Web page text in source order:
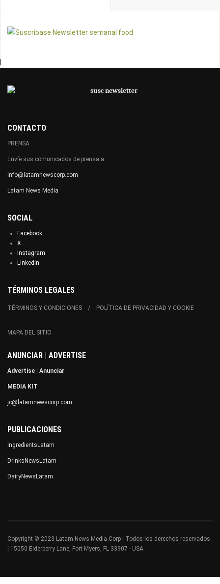
CONTACTO
PRENSA
Envíe sus comunicados de prensa a
info@latamnewscorp.com
Latam News Media
SOCIAL
Facebook
X
Instagram
Linkedin
TÉRMINOS LEGALES
TÉRMINOS Y CONDICIONES POLÍTICA DE PRIVACIDAD Y COOKIE
MAPA DEL SITIO
ANUNCIAR | ADVERTISE
Advertise Anunciar
MEDIA KIT
jc@latamnewscorp.com
PUBLICACIONES
IngredientsLatam
DrinksNewsLatam
DairyNewsLatam
Copyright © 2023 Latam News Media Corp | Todos los derechos reservados
| 15050 Elderberry Lane, Fort Myers, FL 33907 - USA